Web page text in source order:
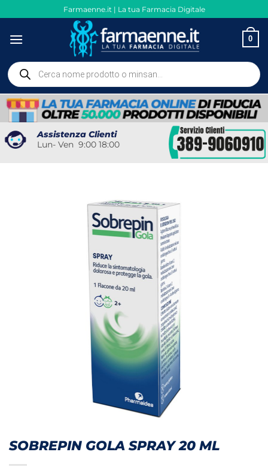
ai
contenuti
Farmaenne.it | La tua Farmacia Digitale
0
Ricerca
prodotti
Assistenza Clienti
Lun- Ven 9:00 18:00
SOBREPIN GOLA SPRAY 20 ML